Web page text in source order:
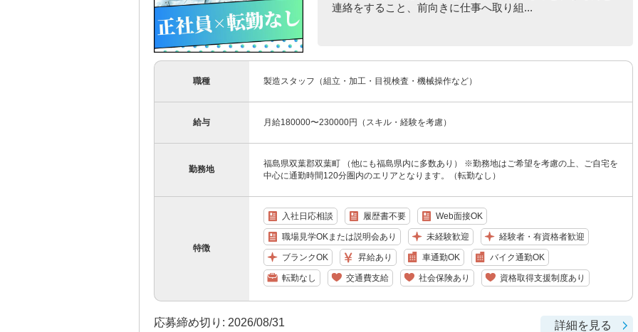
連絡をすること、前向きに仕事へ取り組...
職種 製造スタッフ（組立・加工・目視検査・機械操作など）
給与 月給180000〜230000円（スキル・経験を考慮）
勤務地
福島県双葉郡双葉町 （他にも福島県内に多数あり） ※勤務地はご希望を考慮の上、ご自宅を
中心に通勤時間120分圏内のエリアとなります。（転勤なし）
特徴
入社日応相談 履歴書不要 Web面接OK
職場見学OKまたは説明会あり 未経験歓迎 経験者・有資格者歓迎
ブランクOK 昇給あり 車通勤OK バイク通勤OK
転勤なし 交通費支給 社会保険あり 資格取得支援制度あり
応募締め切り: 2026/08/31 詳細を見る